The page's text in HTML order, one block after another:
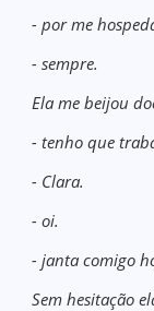
- por me
- sempre.
Ela me beijou
- tenho que
- Clara.
- oi.
- janta comigo
Sem hesitação